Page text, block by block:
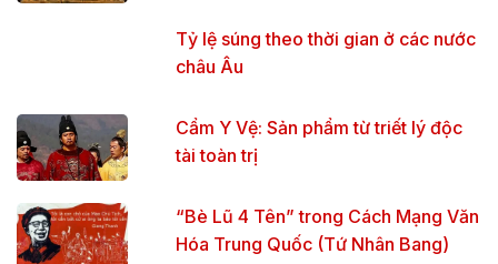
Tỷ lệ súng theo thời gian ở các nước
châu Âu
Cẩm Y Vệ: Sản phẩm từ triết lý độc
tài toàn trị
“Bè Lũ 4 Tên” trong Cách Mạng Văn
Hóa Trung Quốc (Tứ Nhân Bang)